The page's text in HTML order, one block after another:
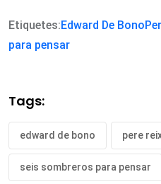
Etiquetes:Edward De Bono
para pensar
Tags:
edward de bono pere
seis sombreros para pensar